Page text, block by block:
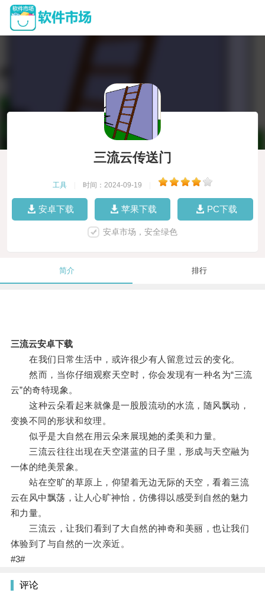
三流云传送门
工具 时间：2024-09-19
安卓下载 苹果下载 PC下载
安卓市场，安全绿色
简介 排行
三流云安卓下载
在我们日常生活中，或许很少有人留意过云的变化。
然而，当你仔细观察天空时，你会发现有一种名为“三流
云”的奇特现象。
这种云朵看起来就像是一股股流动的水流，随风飘动，
变换不同的形状和纹理。
似乎是大自然在用云朵来展现她的柔美和力量。
三流云往往出现在天空湛蓝的日子里，形成与天空融为
一体的绝美景象。
站在空旷的草原上，仰望着无边无际的天空，看着三流
云在风中飘荡，让人心旷神怡，仿佛得以感受到自然的魅力
和力量。
三流云，让我们看到了大自然的神奇和美丽，也让我们
体验到了与自然的一次亲近。
#3#
评论